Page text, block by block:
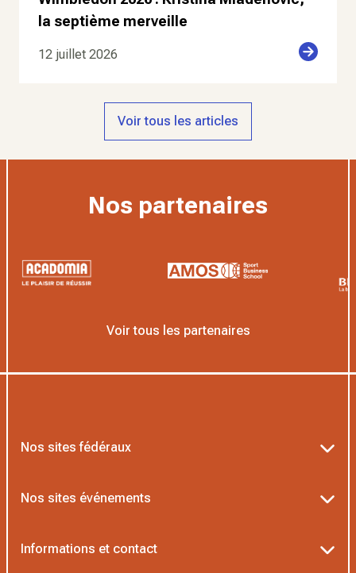
la septième merveille
12 juillet 2026
Voir tous les articles
Nos partenaires
Voir tous les partenaires
Nos sites fédéraux
Nos sites événements
Informations et contact